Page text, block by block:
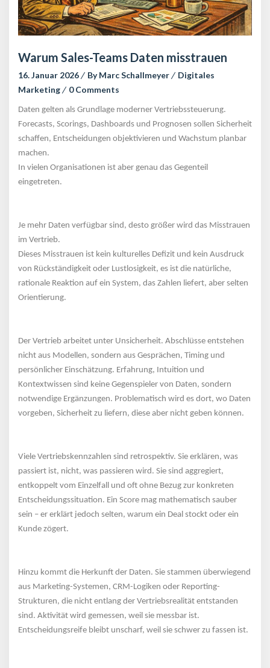
Warum Sales-Teams Daten misstrauen
16. Januar 2026 By Marc Schallmeyer
Digitales
Marketing
0 Comment
Daten gelten als Grundlage moderner Vertriebssteuerung.
Forecasts, Scorings, Dashboards und Prognosen sollen Sicherheit
chaffen, Entscheidungen objektivieren und Wachstum planbar
machen.
In vielen Organisationen ist aber genau das Gegenteil
eingetreten.
Je mehr Daten verfügbar sind, desto größer wird das Misstrauen
im Vertrieb.
Dieses Misstrauen ist kein kulturelles Defizit und kein Ausdruck
von Rückständigkeit oder Lustlosigkeit, es ist die natürliche,
rationale Reaktion auf ein System, das Zahlen liefert, aber selten
Orientierung.
Der Vertrieb arbeitet unter Unsicherheit. Abschlüsse entstehen
nicht aus Modellen, sondern aus Gesprächen, Timing und
persönlicher Einschätzung. Erfahrung, Intuition und
Kontextwissen sind keine Gegenspieler von Daten, sondern
notwendige Ergänzungen. Problematisch wird es dort, wo Daten
vorgeben, Sicherheit zu liefern, diese aber nicht geben können.
Viele Vertriebskennzahlen sind retrospektiv. Sie erklären, was
passiert ist, nicht, was passieren wird. Sie sind aggregiert,
entkoppelt vom Einzelfall und oft ohne Bezug zur konkreten
Entscheidungssituation. Ein Score mag mathematisch sauber
ein – er erklärt jedoch selten, warum ein Deal stockt oder ein
Kunde zögert.
Hinzu kommt die Herkunft der Daten. Sie stammen überwiegend
aus Marketing-Systemen, CRM-Logiken oder Reporting-
Strukturen, die nicht entlang der Vertriebsrealität entstanden
ind. Aktivität wird gemessen, weil sie messbar ist.
Entscheidungsreife bleibt unscharf, weil sie schwer zu fassen ist.